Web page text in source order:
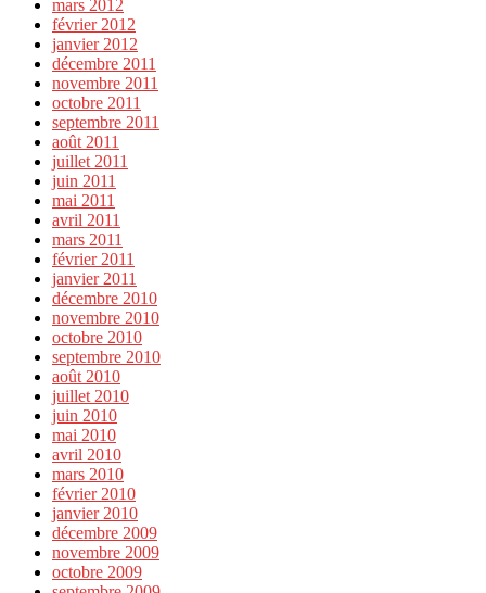
mars 2012
février 2012
janvier 2012
décembre 2011
novembre 2011
octobre 2011
septembre 2011
août 2011
juillet 2011
juin 2011
mai 2011
avril 2011
mars 2011
février 2011
janvier 2011
décembre 2010
novembre 2010
octobre 2010
septembre 2010
août 2010
juillet 2010
juin 2010
mai 2010
avril 2010
mars 2010
février 2010
janvier 2010
décembre 2009
novembre 2009
octobre 2009